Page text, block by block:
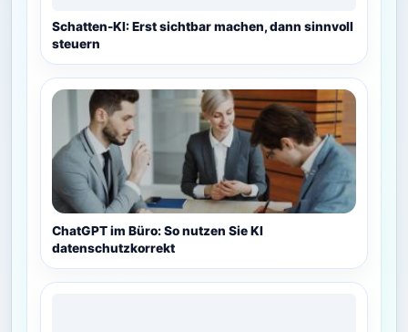
Schatten-KI: Erst sichtbar machen, dann sinnvoll
steuern
ChatGPT im Büro: So nutzen Sie KI
datenschutzkorrekt